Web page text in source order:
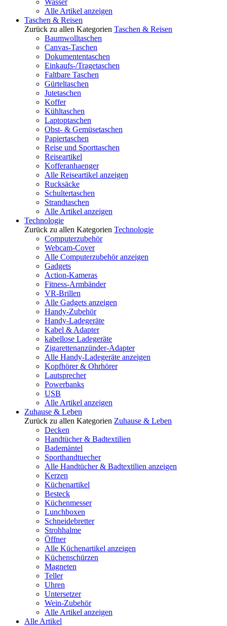
Wasser
Alle Artikel anzeigen
Taschen & Reisen
Zurück zu allen Kategorien Taschen & Reisen
Baumwolltaschen
Canvas-Taschen
Dokumententaschen
Einkaufs-/Tragetaschen
Faltbare Taschen
Gürteltaschen
Jutetaschen
Koffer
Kühltaschen
Laptoptaschen
Obst- & Gemüsetaschen
Papiertaschen
Reise und Sporttaschen
Reiseartikel
Kofferanhaenger
Alle Reiseartikel anzeigen
Rucksäcke
Schultertaschen
Strandtaschen
Alle Artikel anzeigen
Technologie
Zurück zu allen Kategorien Technologie
Computerzubehör
Webcam-Cover
Alle Computerzubehör anzeigen
Gadgets
Action-Kameras
Fitness-Armbänder
VR-Brillen
Alle Gadgets anzeigen
Handy-Zubehör
Handy-Ladegeräte
Kabel & Adapter
kabellose Ladegeräte
Zigarettenanzünder-Adapter
Alle Handy-Ladegeräte anzeigen
Kopfhörer & Ohrhörer
Lautsprecher
Powerbanks
USB
Alle Artikel anzeigen
Zuhause & Leben
Zurück zu allen Kategorien Zuhause & Leben
Decken
Handtücher & Badtextilien
Bademäntel
Sporthandtuecher
Alle Handtücher & Badtextilien anzeigen
Kerzen
Küchenartikel
Besteck
Küchenmesser
Lunchboxen
Schneidebretter
Strohhalme
Öffner
Alle Küchenartikel anzeigen
Küchenschürzen
Magneten
Teller
Uhren
Untersetzer
Wein-Zubehör
Alle Artikel anzeigen
Alle Artikel